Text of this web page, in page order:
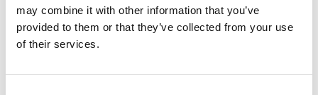
may combine it with other information that you’ve
provided to them or that they’ve collected from your use
of their services.
Yleisöä innostamassa Jari Saario, juontajat Kati